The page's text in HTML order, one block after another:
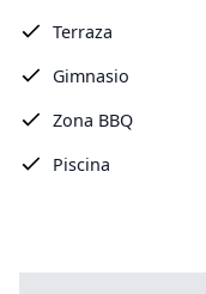
Terraza
Gimnasio
Zona BBQ
Piscina